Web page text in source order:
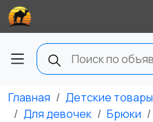
Главная Детские товары
Для девочек
Брюки